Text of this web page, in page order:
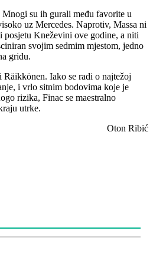
Mnogi su ih gurali među favorite u
uz Mercedes. Naprotiv, Massa ni
posjetu Kneževini ove godine, a niti
svojim sedmim mjestom, jedno
gridu.
Räikkönen. Iako se radi o najtežoj
i vrlo sitnim bodovima koje je
rizika, Finac se maestralno
utrke.
Oton Ribić